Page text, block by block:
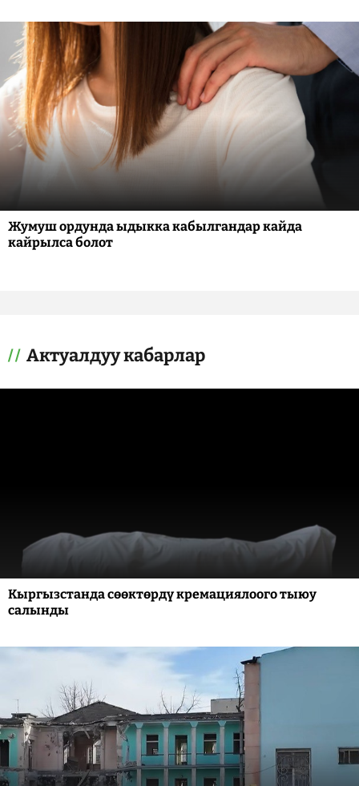
Жумуш ордунда ыдыкка кабылгандар кайда
кайрылса болот
Актуалдуу кабарлар
Кыргызстанда сөөктөрдү кремациялоого тыюу
салынды